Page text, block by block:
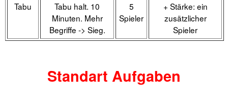
Tabu
Tabu halt. 10
Minuten. Mehr
Begriffe -> Sieg.
5
Spieler
+ Stärke: ein
zusätzlicher
Spieler
Standart Aufgaben